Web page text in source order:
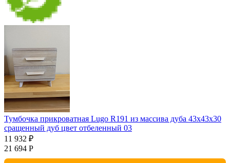
Тумбочка прикроватная Lugo R191 из массива дуба 43х43х30
сращенный дуб цвет отбеленный 03
11 932 ₽
21 694 Р